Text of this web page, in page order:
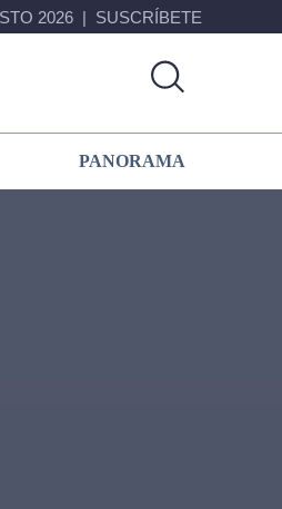
2026 SUSCRÍBETE
PANORAMA